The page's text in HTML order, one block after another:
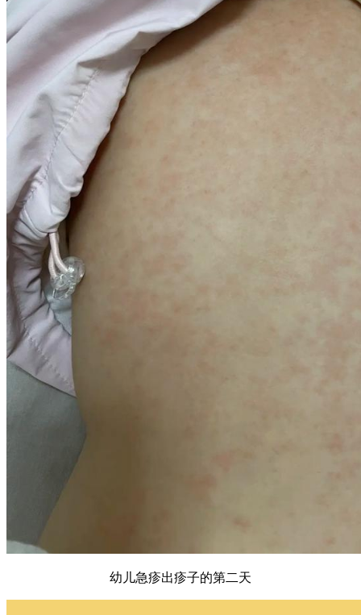
幼儿急疹出疹子的第二天